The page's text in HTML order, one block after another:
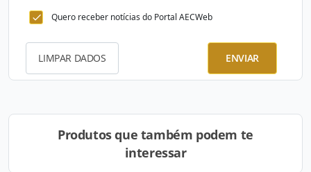
Quero receber notícias do Portal AECWeb
LIMPAR DADOS ENVIAR
Produtos que também podem te
interessar